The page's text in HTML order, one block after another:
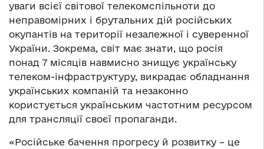
уваги всієї світової телекомспільноти до
неправомірних і брутальних дій російських
окупантів на території незалежної і суверенної
України. Зокрема, світ має знати, що росія
понад 7 місяців навмисно знищує українську
телеком-інфраструктуру, викрадає обладнання
українських компаній та незаконно
користується українським частотним ресурсом
для трансляції своєї пропаганди.
«Російське бачення прогресу й розвитку – це